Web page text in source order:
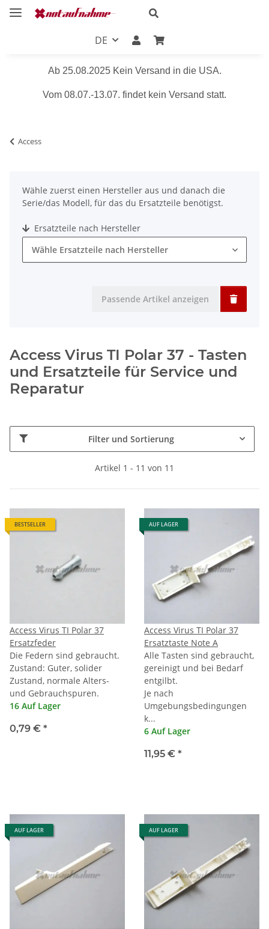
DE
Ab 25.08.2025 Kein Versand in die USA.
Vom 08.07.-13.07. findet kein Versand statt.
Access
Wähle zuerst einen Hersteller aus und danach die
Serie/das Modell, für das du Ersatzteile benötigst.
Ersatzteile nach Hersteller
Wähle Ersatzteile nach Hersteller
Passende Artikel anzeigen
Access Virus TI Polar 37 - Tasten
und Ersatzteile für Service und
Reparatur
Filter und Sortierung
Artikel 1 - 11 von 11
BESTSELLER
Access Virus TI Polar 37
Ersatzfeder
Die Federn sind gebraucht.
Zustand: Guter, solider
Zustand, normale Alters-
und Gebrauchspuren.
16 Auf Lager
0,79 € *
AUF LAGER
Access Virus TI Polar 37
Ersatztaste Note A
Alle Tasten sind gebraucht,
gereinigt und bei Bedarf
entgilbt.
Je nach
Umgebungsbedingungen
k...
6 Auf Lager
11,95 € *
AUF LAGER AUF LAGER